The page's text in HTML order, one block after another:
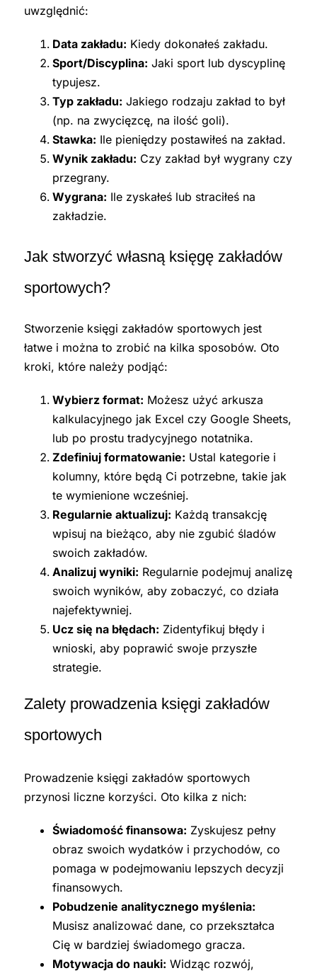
uwzględnić:
Data zakładu: Kiedy dokonałeś zakładu.
Sport/Discyplina: Jaki sport lub dyscyplinę
typujesz.
Typ zakładu: Jakiego rodzaju zakład to był
(np. na zwycięzcę, na ilość goli).
Stawka: Ile pieniędzy postawiłeś na zakład.
Wynik zakładu: Czy zakład był wygrany czy
przegrany.
Wygrana: Ile zyskałeś lub straciłeś na
zakładzie.
Jak stworzyć własną księgę zakładów
sportowych?
Stworzenie księgi zakładów sportowych jest
łatwe i można to zrobić na kilka sposobów. Oto
kroki, które należy podjąć:
Wybierz format: Możesz użyć arkusza
kalkulacyjnego jak Excel czy Google Sheets,
lub po prostu tradycyjnego notatnika.
Zdefiniuj formatowanie: Ustal kategorie i
kolumny, które będą Ci potrzebne, takie jak
te wymienione wcześniej.
Regularnie aktualizuj: Każdą transakcję
wpisuj na bieżąco, aby nie zgubić śladów
swoich zakładów.
Analizuj wyniki: Regularnie podejmuj analizę
swoich wyników, aby zobaczyć, co działa
najefektywniej.
Ucz się na błędach: Zidentyfikuj błędy i
wnioski, aby poprawić swoje przyszłe
strategie.
Zalety prowadzenia księgi zakładów
sportowych
Prowadzenie księgi zakładów sportowych
przynosi liczne korzyści. Oto kilka z nich:
Świadomość finansowa: Zyskujesz pełny
obraz swoich wydatków i przychodów, co
pomaga w podejmowaniu lepszych decyzji
finansowych.
Pobudzenie analitycznego myślenia:
Musisz analizować dane, co przekształca
Cię w bardziej świadomego gracza.
Motywacja do nauki: Widząc rozwój,